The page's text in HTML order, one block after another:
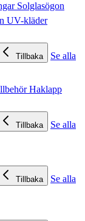
Solglasögon
UV-kläder
Tillbaka
Se alla
Haklapp
Tillbaka
Se alla
Tillbaka
Se alla